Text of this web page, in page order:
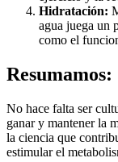
Hidratación:
agua juega un
como el
Resumamos:
No hace falta ser
ganar y mantener la
la ciencia que
estimular el